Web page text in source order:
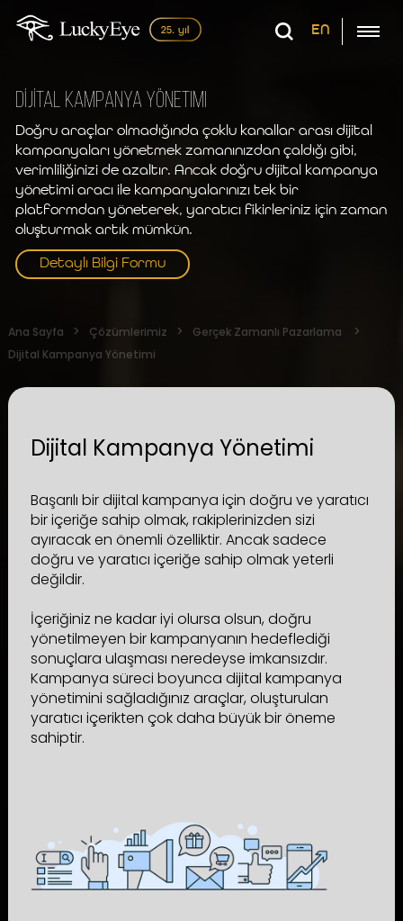
EN
DİJİTAL Kampanya Yönetimi
Doğru araçlar olmadığında çoklu kanallar arası dijital
kampanyaları yönetmek zamanınızdan çaldığı gibi,
verimliliğinizi de azaltır. Ancak doğru dijital kampanya
yönetimi aracı ile kampanyalarınızı tek bir
platformdan yöneterek, yaratıcı fikirleriniz için zaman
oluşturmak artık mümkün.
Detaylı Bilgi Formu
Ana Sayfa Çözümlerimiz
Gerçek Zamanlı Pazarlama
Dijital Kampanya Yönetimi
Dijital Kampanya Yönetimi
Başarılı bir dijital kampanya için doğru ve yaratıcı
bir içeriğe sahip olmak, rakiplerinizden sizi
ayıracak en önemli özelliktir. Ancak sadece
doğru ve yaratıcı içeriğe sahip olmak yeterli
değildir.
İçeriğiniz ne kadar iyi olursa olsun, doğru
yönetilmeyen bir kampanyanın hedeflediği
sonuçlara ulaşması neredeyse imkansızdır.
Kampanya süreci boyunca dijital kampanya
yönetimini sağladığınız araçlar, oluşturulan
yaratıcı içerikten çok daha büyük bir öneme
sahiptir.